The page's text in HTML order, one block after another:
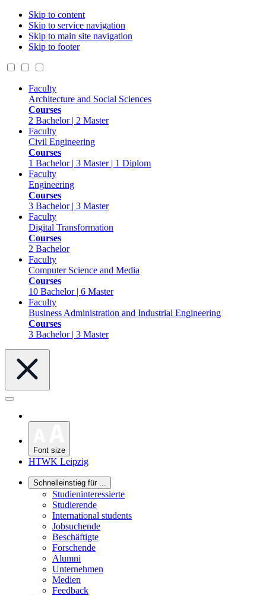
Skip to content
Skip to service navigation
Skip to main site navigation
Skip to footer
Faculty
Architecture and Social Sciences
Courses
2 Bachelor | 2 Master
Faculty
Civil Engineering
Courses
1 Bachelor | 3 Master | 1 Diplom
Faculty
Engineering
Courses
3 Bachelor | 3 Master
Faculty
Digital Transformation
Courses
2 Bachelor
Faculty
Computer Science and Media
Courses
10 Bachelor | 6 Master
Faculty
Business Administration and Industrial Engineering
Courses
3 Bachelor | 3 Master
Font size
HTWK Leipzig
Schnelleinstieg für ...
Studieninteressierte
Studierende
International students
Jobsuchende
Beschäftigte
Forschende
Alumni
Unternehmen
Medien
Feedback